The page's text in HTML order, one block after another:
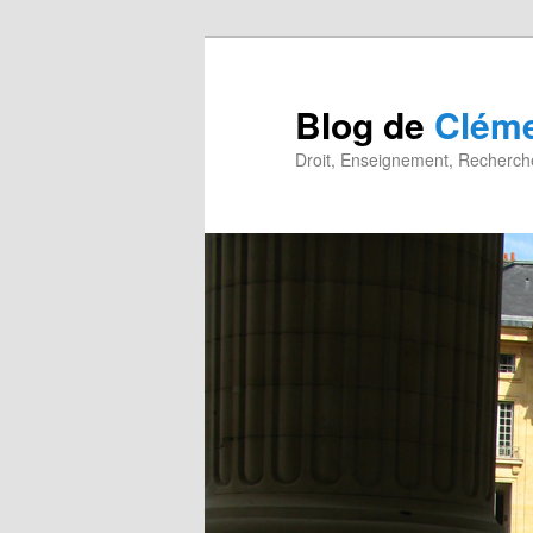
Blog de
Droit, Enseignement,